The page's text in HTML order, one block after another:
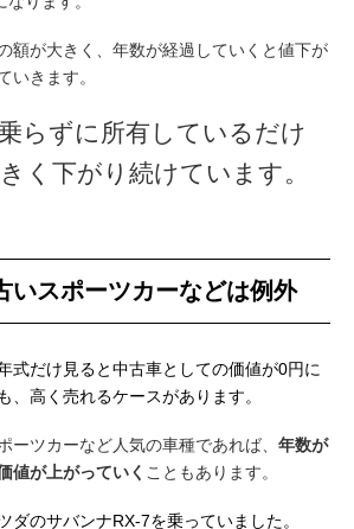
額が大きく、年数が経過していくと値下が
いきます。
らずに所有しているだけ
く下がり続けています。
いスポーツカーなどは例外
式だけ見ると中古車としての価値が0円に
、高く売れるケースがあります。
ーツカーなど人気の車種であれば、 年数が
値が上がっていく こともあります。
ダのサバンナRX-7を乗っていました。